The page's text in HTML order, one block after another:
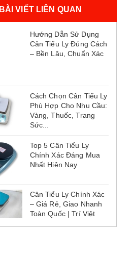
BÀI VIẾT LIÊN QUAN
Hướng Dẫn Sử Dụng
Cân Tiểu Ly Đúng Cách
– Bền Lâu, Chuẩn Xác
Cách Chọn Cân Tiểu Ly
Phù Hợp Cho Nhu Cầu:
Vàng, Thuốc, Trang
Sức...
Top 5 Cân Tiểu Ly
Chính Xác Đáng Mua
Nhất Hiện Nay
Cân Tiểu Ly Chính Xác
– Giá Rẻ, Giao Nhanh
Toàn Quốc | Trí Việt